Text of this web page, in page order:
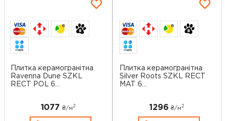
6
Плитка керамогранітна
Ravenna Dune SZKL
RECT POL 6...
1077 ₴/м 2
6
Плитка керамогранітна
Silver Roots SZKL RECT
MAT 6...
1296 ₴/м2